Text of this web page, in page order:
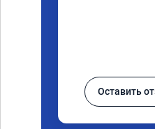
Оставить